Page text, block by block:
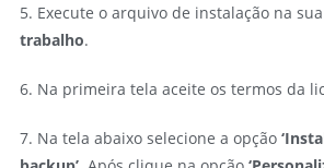
5. Execute o arquivo de instalação na sua
trabalho.
6. Na primeira tela aceite os termos da
7. Na tela abaixo selecione a opção